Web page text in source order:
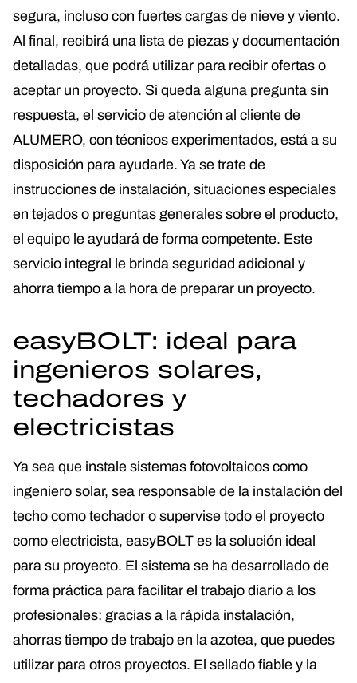
segura, incluso con fuertes cargas de nieve y viento.
Al final, recibirá una lista de piezas y documentación
detalladas, que podrá utilizar para recibir ofertas o
aceptar un proyecto. Si queda alguna pregunta sin
respuesta, el servicio de atención al cliente de
ALUMERO, con técnicos experimentados, está a su
disposición para ayudarle. Ya se trate de
instrucciones de instalación, situaciones especiales
en tejados o preguntas generales sobre el producto,
el equipo le ayudará de forma competente. Este
servicio integral le brinda seguridad adicional y
ahorra tiempo a la hora de preparar un proyecto.
easyBOLT: ideal para
ingenieros solares,
techadores y
electricistas
Ya sea que instale sistemas fotovoltaicos como
ingeniero solar, sea responsable de la instalación del
techo como techador o supervise todo el proyecto
como electricista, easyBOLT es la solución ideal
para su proyecto. El sistema se ha desarrollado de
forma práctica para facilitar el trabajo diario a los
profesionales: gracias a la rápida instalación,
ahorras tiempo de trabajo en la azotea, que puedes
utilizar para otros proyectos. El sellado fiable y la